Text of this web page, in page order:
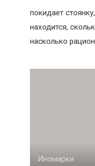
покидает
находится,
насколько
Иномарки